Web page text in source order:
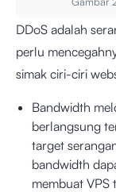
DDoS adalah
perlu
simak ciri-ciri
Bandwidth
berlangsung
target
bandwidth
membuat VPS